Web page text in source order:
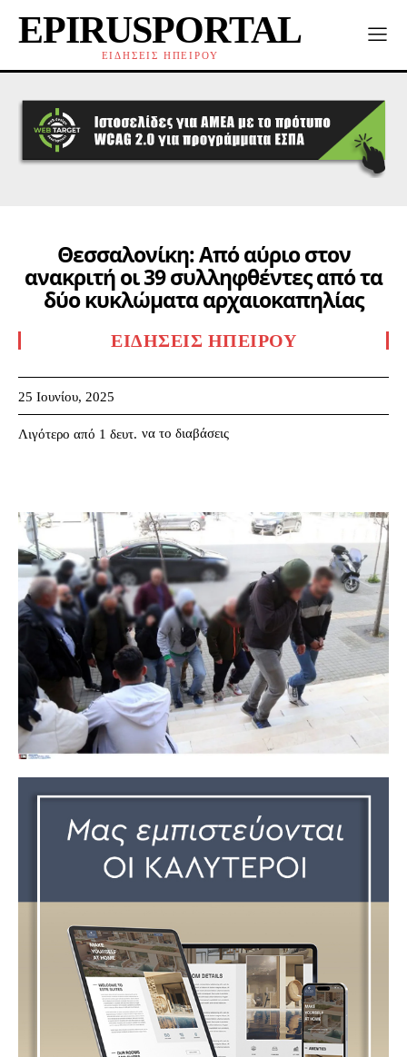
EPIRUSPORTAL
ΕΙΔΗΣΕΙΣ ΗΠΕΙΡΟΥ
Θεσσαλονίκη: Από αύριο στον
ανακριτή οι 39 συλληφθέντες από τα
δύο κυκλώματα αρχαιοκαπηλίας
ΕΙΔΉΣΕΙΣ ΗΠΕΊΡΟΥ
25 Ιουνίου, 2025
Λιγότερο από 1 δευτ. να το διαβάσεις